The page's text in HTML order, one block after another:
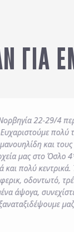
σύμφωνα με
κάθε έννομου
και την
ΓΙΑ
22-29/4
πολύ
και
μας στο Όσλο
πολύ κεντρικά.
οδοντωτό,
άψογα,